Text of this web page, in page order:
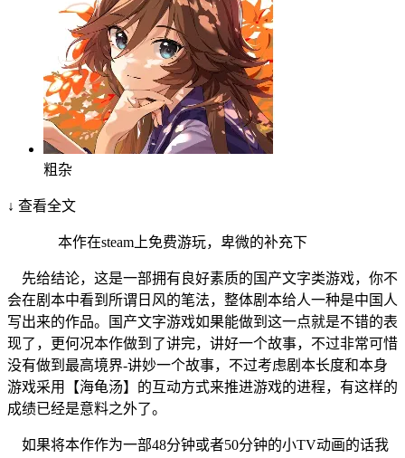
粗杂
↓ 查看全文
本作在steam上免费游玩，卑微的补充下
先给结论，这是一部拥有良好素质的国产文字类游戏，你不
会在剧本中看到所谓日风的笔法，整体剧本给人一种是中国人
写出来的作品。国产文字游戏如果能做到这一点就是不错的表
现了，更何况本作做到了讲完，讲好一个故事，不过非常可惜
没有做到最高境界-讲妙一个故事，不过考虑剧本长度和本身
游戏采用【海龟汤】的互动方式来推进游戏的进程，有这样的
成绩已经是意料之外了。
如果将本作作为一部48分钟或者50分钟的小TV动画的话我